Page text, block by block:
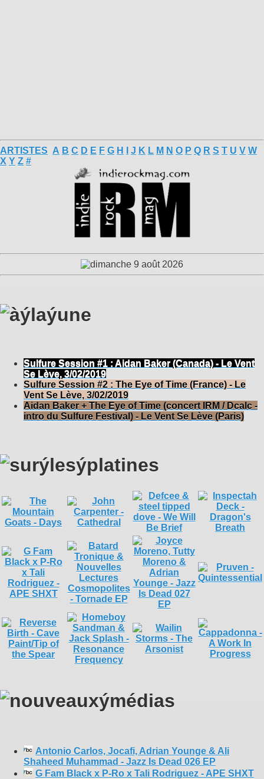
ARTISTES A B C D E F G H J K L M N O P Q R S T U V W
X Y Z #
Sulfure Session #1 : Aidan Baker (Canada) - Le Vent
Se Lève, 3/02/2019
Sulfure Session #2 : The Eye of Time (France) - Le
Vent Se Lève, 3/02/2019
Aidan Baker + The Eye of Time (concert IRM / Dcalc -
intro du Sulfure Festival) - Le Vent Se Lève (Paris)
Antonio Carlos, Jocafi, Adrian Younge & Ali
Shaheed Muhammad - Jazz Is Dead 026 EP
G Fam Black x P-Ro x Tali Rodriguez - APE SHXT